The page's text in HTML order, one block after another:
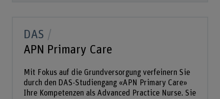
DAS
APN Primary Care
Mit Fokus auf die Grundversorgung verfeinern Sie
durch den DAS-Studiengang «APN Primary Care»
Ihre Kompetenzen als Advanced Practice Nurse. Sie